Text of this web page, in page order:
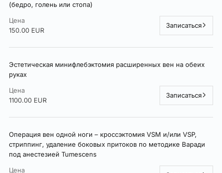
(бедро, голень или стопа)
Цена
150.00 EUR
Записаться
Эстетическая минифлебэктомия расширенных вен на обеих
руках
Цена
1100.00 EUR
Записаться
Операция вен одной ноги – кроссэктомия VSM и/или VSP,
стриппинг, удаление боковых притоков по методике Варади
под анестезией Tumescens
Цена